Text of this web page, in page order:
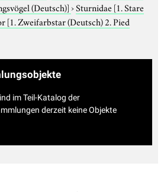
(Deutsch)]›Sturnidae [1. Stare
[1. Zweifarbstar (Deutsch) 2. Pied
im Teil-Katalog der
derzeit keine Objekte